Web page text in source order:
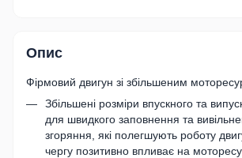
Опис
Фірмовий двигун зі збільшеним
Збільшені розміри впускного та
для швидкого заповнення та
згоряння, які полегшують роботу
чергу позитивно впливає на